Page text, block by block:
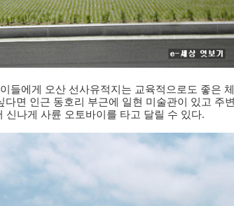
들에게 오산 선사유적지는 교육적으로도 좋은 체
면 인근 동호리 부근에 일현 미술관이 있고 주변
신나게 사륜 오토바이를 타고 달릴 수 있다.